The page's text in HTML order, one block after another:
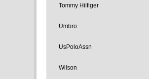
Tommy Hilfiger
Umbro
UsPoloAssn
Wilson